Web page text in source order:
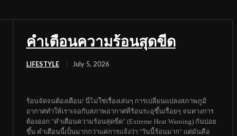
คำเตือนความร้อนสุดขีด
LIFESTYLE July 5, 2026
ร้อนจัดจนต้องเตือน! นี่ไม่ใช่เรื่องเล่นๆ การเปลี่ยนแปลงสภาพภูมิ
อากาศทำให้เราเจอกับสภาพอากาศที่ร้อนระอุขึ้นเรื่อยๆ จนทางการ
ต้องออก "คำเตือนความร้อนสุดขีด" (Extreme Heat Warning) กันบ่อย
ขึ้น คำเตือนนี้เป็นมากกว่าแค่การแจ้งว่า "วันนี้ร้อนมาก" แต่มันคือ